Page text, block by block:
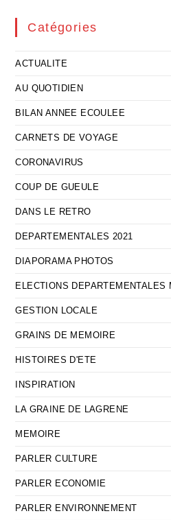
Catégories
ACTUALITE
AU QUOTIDIEN
BILAN ANNEE ECOULEE
CARNETS DE VOYAGE
CORONAVIRUS
COUP DE GUEULE
DANS LE RETRO
DEPARTEMENTALES 2021
DIAPORAMA PHOTOS
ELECTIONS DEPARTEMENTALES
GESTION LOCALE
GRAINS DE MEMOIRE
HISTOIRES D'ETE
INSPIRATION
LA GRAINE DE LAGRENE
MEMOIRE
PARLER CULTURE
PARLER ECONOMIE
PARLER ENVIRONNEMENT